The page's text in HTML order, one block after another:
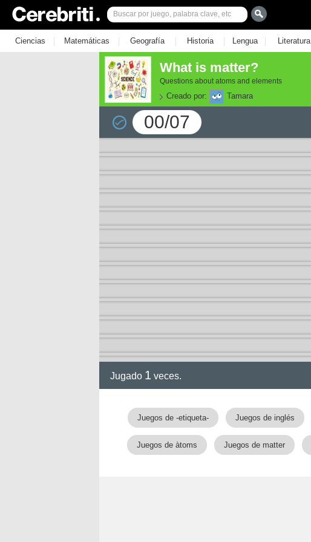
Ciencias | Matemáticas | Geografía | Historia | Lengua | Literatura
What is matter?
Questions about atoms and elements
Creado por: Tamara
00/07
Jugado 1 veces.
Juegos de -etiqueta- Juegos de inglés
Juegos de àtoms Juegos de matter